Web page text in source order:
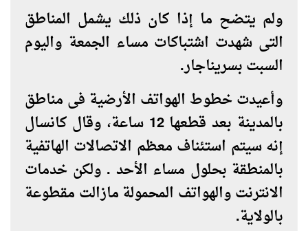
ولم يتضح ما إذا كان ذلك يشمل المناطق
التى شهدت اشتباكات مساء الجمعة واليوم
السبت بسريناجار.
وأعيدت خطوط الهواتف الأرضية فى مناطق
بالمدينة بعد قطعها 12 ساعة، وقال كانسال
إنه سيتم استئناف معظم الاتصالات الهاتفية
بالمنطقة بحلول مساء الأحد . ولكن خدمات
الانترنت والهواتف المحمولة مازالت مقطوعة
بالولاية.